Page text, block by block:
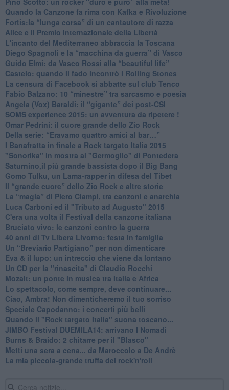
​Quando la Canzone fa rima con Kafka e Rivoluzione
​Fortis:la “lunga corsa” di un cantautore di razza
Alice e il Premio Internazionale della Libertà
​L'incanto del Mediterraneo abbraccia la Toscana
​Diego Spagnoli e la “macchina da guerra” di Vasco
​Guido Elmi: da Vasco Rossi alla “beautiful life”
​Castelo: quando il fado incontrò i Rolling Stones
La censura di Facebook si abbatte sul club Tenco
Fabio Balzano: 10 “minestre” tra sarcasmo e poesia
Angela (Vox) Baraldi: il “gigante” dei post-CSI
​SOMS experience 2015: un avventura da ripetere !
Omar Pedrini: il cuore grande dello Zio Rock
Della serie: “Eravamo quattro amici al bar…”
I Banafratta in finale a Rock targato Italia 2015
"Sonorika" in mostra al "Germoglio" di Pontedera
​Saturnino,il più grande bassista dopo il Big Bang
​Gomo Tulku, un Lama-rapper in difesa del Tibet
​Il “grande cuore” dello Zio Rock e altre storie
La “magia” di Piero Ciampi, tra canzoni e anarchia
Luca Carboni ed il "Tributo ad Augusto" 2015
C'era una volta il Festival della canzone italiana
Bruciato vivo: le canzoni contro la guerra
40 anni di Tv Libera Livorno: festa in famiglia
Un “Breviario Partigiano” per non dimenticare
Eva & il lupo: un intreccio che viene da lontano
Un CD per la "rinascita" di Claudio Rocchi
Mozait: un ponte in musica tra Italia e Africa
Lo spettacolo, come sempre, deve continuare...
Ciao, Ambra! Non dimenticheremo il tuo sorriso
Speciale Capodanno: i concerti più belli
Quando il "Rock targato Italia" suona toscano...
JIMBO Festival DUEMILA14: arrivano I Nomadi
Burns & Braido: 2 chitarre per il "Blasco"
Metti una sera a cena... da Maroccolo a De Andrè
La mia piccola-grande truffa del rock'n'roll